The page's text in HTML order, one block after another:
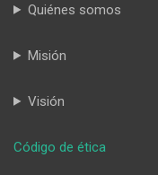
Quiénes somos
Misión
Visión
Código de ética